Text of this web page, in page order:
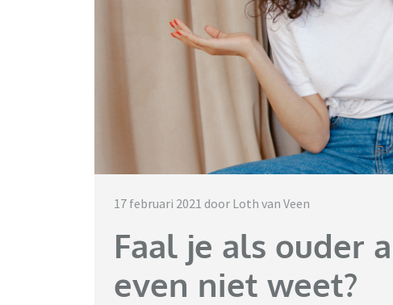
17 februari 2021 door Loth van Veen
Faal je als ouder
even niet weet?